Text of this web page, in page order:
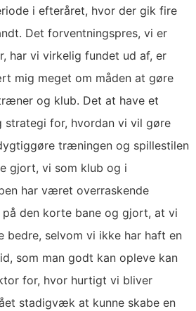
i efteråret, hvor der gik fire
Det forventningspres, vi er
har vi virkelig fundet ud af, er
mig meget om måden at gøre
og klub. Det at have et
for, hvordan vi vil gøre
træningen og spillestilen
gjort, vi som klub og i
har været overraskende
den korte bane og gjort, at vi
bedre, selvom vi ikke har haft en
som man godt kan opleve kan
for, hvor hurtigt vi bliver
stadigvæk at kunne skabe en